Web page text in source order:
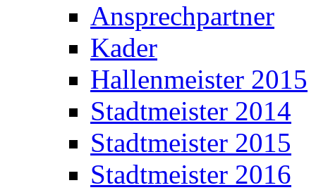
Ansprechpartner
Kader
Hallenmeister 2015
Stadtmeister 2014
Stadtmeister 2015
Stadtmeister 2016